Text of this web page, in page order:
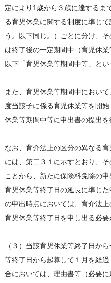
定により1歳から３歳に達するま
る育児休業に関する制度に準じ
う。以下同じ。）ごとに分け、
は終了後の一定期間中（育児休業
以下「育児休業等期間中等」とい
また、育児休業等期間中におい
度当該子に係る育児休業等を開
休業等期間中等に申出書の提出を
なお、育介法上の区分の異なる
には、第二３１に示すとおり、
ことから、新たに保険料免除の
育児休業等終了日の延長に準じ
の申出時点においては、育介法
育児休業等終了日を申し出る必要
（３）当該育児休業等終了日か
等終了日から起算して１月を経
合においては、理由書等（必要